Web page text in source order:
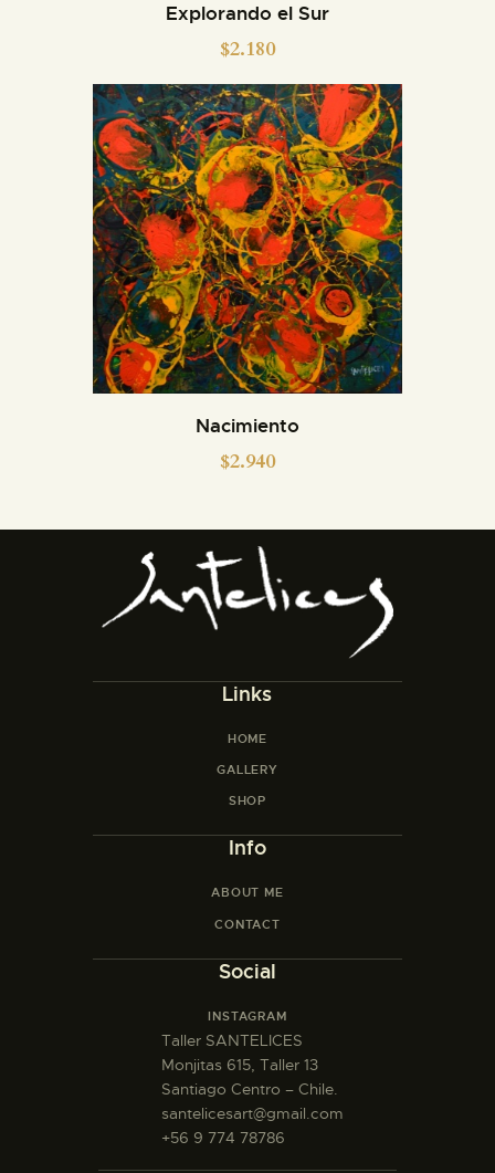
Explorando el Sur
$2.180
Nacimiento
$2.940
Links
HOME
GALLERY
SHOP
Info
ABOUT ME
CONTACT
Social
INSTAGRAM
Taller SANTELICES
Monjitas 615, Taller 13
Santiago Centro – Chile.
santelicesart@gmail.com
+56 9 774 78786